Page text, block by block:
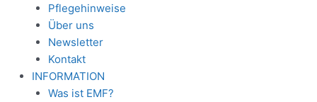
Pflegehinweise
Über uns
Newsletter
Kontakt
INFORMATION
Was ist EMF?